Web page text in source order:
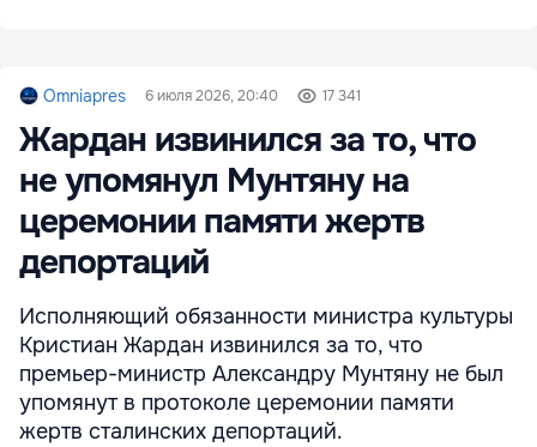
Omniapres 6 июля 2026, 20:40 17 341
Жардан извинился за то, что
не упомянул Мунтяну на
церемонии памяти жертв
депортаций
Исполняющий обязанности министра культуры
Кристиан Жардан извинился за то, что
премьер-министр Александру Мунтяну не был
упомянут в протоколе церемонии памяти
жертв сталинских депортаций.